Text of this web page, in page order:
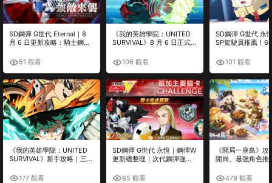
SD鋼彈 G世代 Eternal｜8
月 6 日更新攻略：騎士鋼彈
嗎？活動重點、機體分析與
刷取建議
51 觀看
《我的英雄學院：UNITED
SURVIVAL》新手攻略｜三人
色培養完整解析
177 觀看
《我的英雄學院：UNITED
SURVIVAL》8 月 6 日正式上
約獎勵完整整理
106 觀看
SD鋼彈 G世代 永恆｜鋼彈W
更新總整理｜次代鋼彈強
絲)、平衡調整完整解析
85 觀看
SD鋼彈 G世代 永
SP駕駛員推薦！6
101 觀看
《開局一座島》攻
開局、最強角色推
完整解析
479 觀看